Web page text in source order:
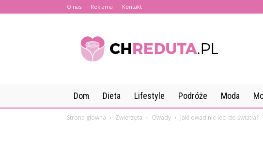
O nas Reklama Kontakt
Dom Dieta Lifestyle Podróże Moda
Strona główna Zwierzęta Owady Jaki owad nie leci do światła?